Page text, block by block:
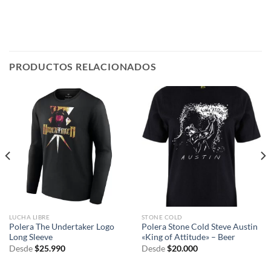
PRODUCTOS RELACIONADOS
LUCHA LIBRE
Polera The Undertaker Logo
Long Sleeve
Desde $25.990
STONE COLD
Polera Stone Cold Steve Austin
«King of Attitude» – Beer
Desde $20.000